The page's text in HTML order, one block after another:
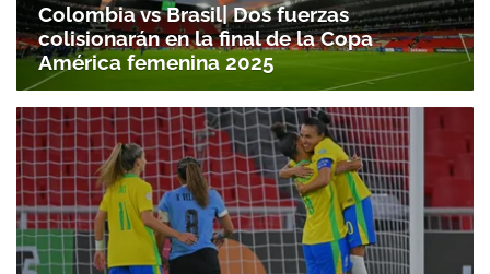
Colombia vs Brasil| Dos fuerzas
colisionarán en la final de la Copa
América femenina 2025